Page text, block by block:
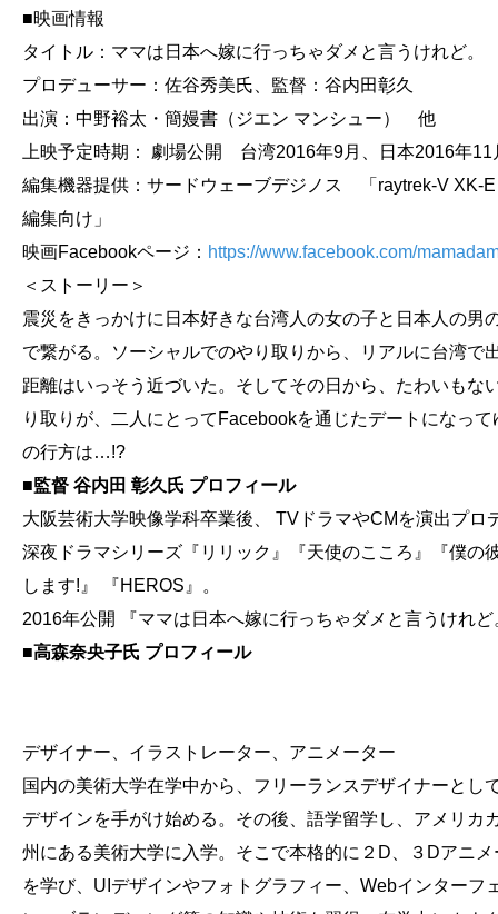
■映画情報
タイトル：ママは日本へ嫁に行っちゃダメと言うけれど。
プロデューサー：佐谷秀美氏、監督：谷内田彰久
出演：中野裕太・簡嫚書（ジエン マンシュー） 他
上映予定時期： 劇場公開 台湾2016年9月、日本2016年11
編集機器提供：サードウェーブデジノス 「raytrek-V XK-
編集向け」
映画Facebookページ： https://www.facebook.com/
＜ストーリー＞
震災をきっかけに日本好きな台湾人の女の子と日本人の男
で繋がる。ソーシャルでのやり取りから、リアルに台湾で
距離はいっそう近づいた。そしてその日から、たわいもな
り取りが、二人にとってFacebookを通じたデートになっ
の行方は…!?
■監督 谷内田 彰久氏 プロフィール
大阪芸術大学映像学科卒業後、 TVドラマやCMを演出プロ
深夜ドラマシリーズ『リリック』『天使のこころ』『僕の
します!』 『HEROS』。
2016年公開 『ママは日本へ嫁に行っちゃダメと言うけれ
■高森奈央子氏 プロフィール
デザイナー、イラストレーター、アニメーター
国内の美術大学在学中から、フリーランスデザイナーとし
デザインを手がけ始める。その後、語学留学し、アメリカ
州にある美術大学に入学。そこで本格的に２D、３Dアニ
を学び、UIデザインやフォトグラフィー、Webインターフ